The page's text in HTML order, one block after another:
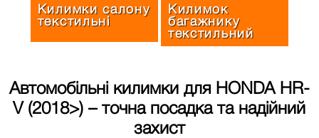
Килимки салону
текстильні
Килимок
багажнику
текстильний
Автомобільні килимки для HONDA HR-
V (2018>) – точна посадка та надійний
захист